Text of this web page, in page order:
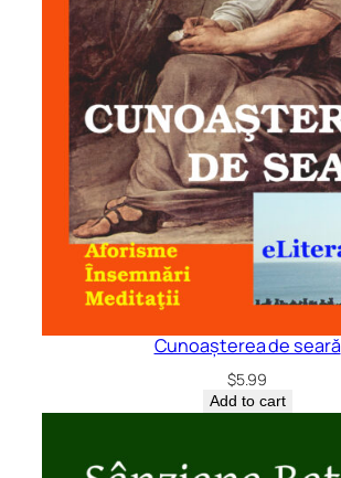
Cunoașterea de seară
$5.99
Add to cart